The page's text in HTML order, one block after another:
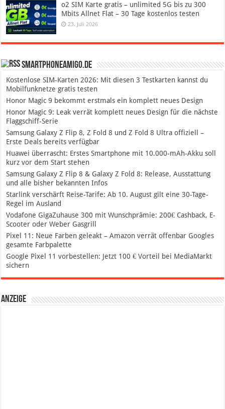
o2 SIM Karte gratis – unlimited 5G bis zu 300
Mbits Allnet Flat – 30 Tage kostenlos testen
23. Juli 2026
SmartphoneAmigo.de
Kostenlose SIM-Karten 2026: Mit diesen 3 Testkarten kannst du
Mobilfunknetze gratis testen
Honor Magic 9 bekommt erstmals ein komplett neues Design
Honor Magic 9: Leak verrät komplett neues Design für die nächste
Flaggschiff-Serie
Samsung Galaxy Z Flip 8, Z Fold 8 und Z Fold 8 Ultra offiziell –
Erste Deals bereits verfügbar
Huawei überrascht: Erstes Smartphone mit 10.000-mAh-Akku soll
kurz vor dem Start stehen
Samsung Galaxy Z Flip 8 & Galaxy Z Fold 8: Release, Ausstattung
und alle bisher bekannten Infos
Starlink verschärft Reise-Tarife: Ab 10. August gilt eine 30-Tage-
Regel im Ausland
Vodafone GigaZuhause 300 mit Wunschprämie: 200€ Cashback, E-
Scooter oder Weber Gasgrill
Pixel 11: Neue Farben geleakt – Amazon verrät offenbar Googles
gesamte Farbpalette
Google Pixel 11 vorbestellen: Jetzt 100 € Vorteil bei MediaMarkt
sichern
Anzeige